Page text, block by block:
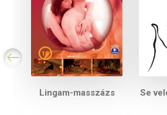
Lingam-masszázs Se